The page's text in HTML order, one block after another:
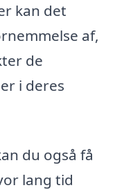
kan det
af,
de
i deres
du også få
lang tid